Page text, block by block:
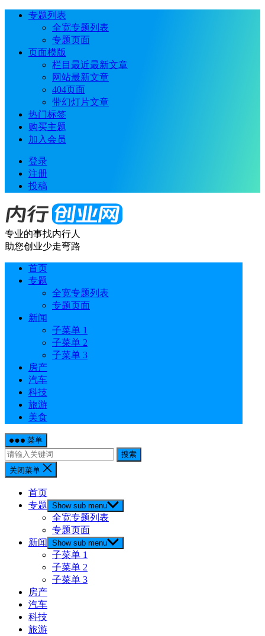
专题列表
全宽专题列表
专题页面
页面模版
栏目最近最新文章
网站最新文章
404页面
带幻灯片文章
热门标签
购买主题
加入会员
登录
注册
投稿
专业的事找内行人
助您创业少走弯路
首页
专题
全宽专题列表
专题页面
新闻
子菜单 1
子菜单 2
子菜单 3
房产
汽车
科技
旅游
美食
菜单
搜索
关闭菜单
首页
专题 Show sub menu
全宽专题列表
专题页面
新闻
Show sub menu
子菜单 1
子菜单 2
子菜单 3
房产
汽车
科技
旅游